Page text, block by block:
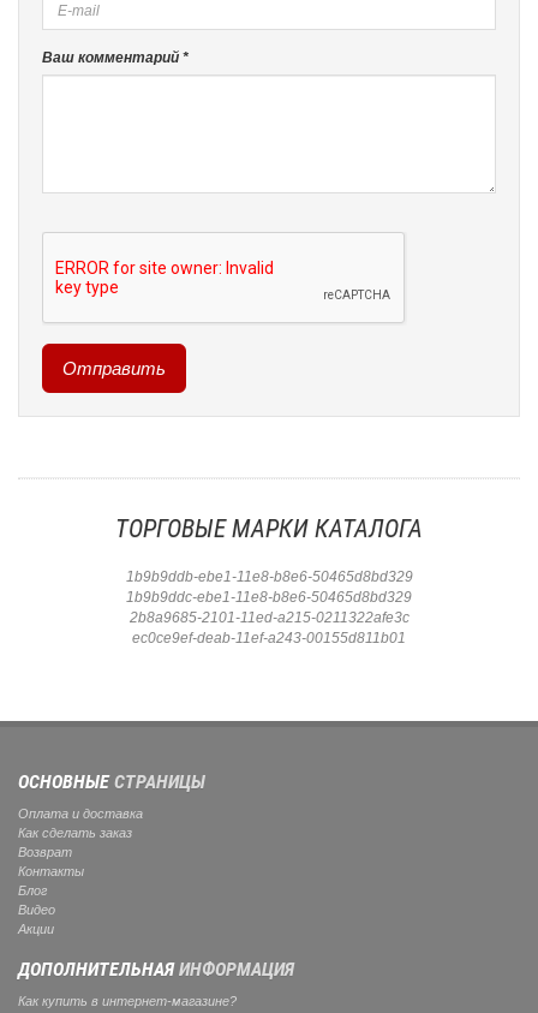
Ваш комментарий *
ТОРГОВЫЕ МАРКИ КАТАЛОГА
1b9b9ddb-ebe1-11e8-b8e6-50465d8bd329
1b9b9ddc-ebe1-11e8-b8e6-50465d8bd329
2b8a9685-2101-11ed-a215-0211322afe3c
ec0ce9ef-deab-11ef-a243-00155d811b01
ОСНОВНЫЕСТРАНИЦЫ
Оплата и доставка
Как сделать заказ
Возврат
Контакты
Блог
Видео
Акции
ДОПОЛНИТЕЛЬНАЯИНФОРМАЦИЯ
Как купить в интернет-магазине?